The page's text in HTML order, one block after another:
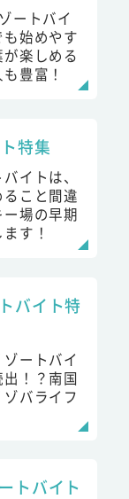
ートバイ
も始めやす
楽しめる
豊富！
特集
イトは、
こと間違
場の早期
す！
バイト特
ートバイ
出！？南国
バライフ
トバイト